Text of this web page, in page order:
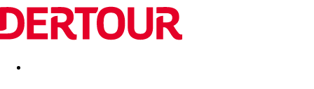
Destinatii Vacanta perfecta OFERTE DE NERATAT